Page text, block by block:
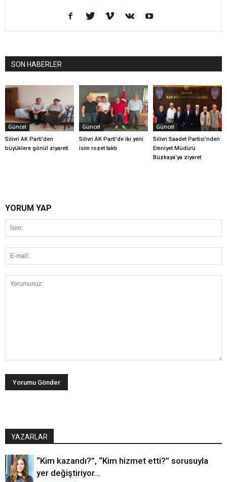
SON HABERLER
Güncel
Silivri AK Parti'den
büyüklere gönül ziyareti
Güncel
Silivri AK Parti'de iki yeni
isim rozet taktı
Güncel
Silivri Saadet Partisi'nden
Emniyet Müdürü
Büzkaya'ya ziyaret
YORUM YAP
YAZARLAR
“Kim kazandı?”, “Kim hizmet etti?” sorusuyla
yer değiştiriyor…